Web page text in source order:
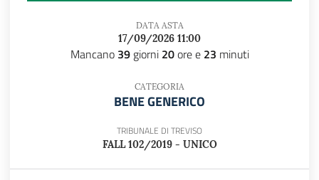
DATA ASTA
17/09/2026 11:00
Mancano 39giorni 20ore e 23 minuti
CATEGORIA
BENE GENERICO
TRIBUNALE DI TREVISO
FALL 102/2019 - UNICO